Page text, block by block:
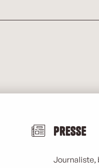
Presse
Journaliste,